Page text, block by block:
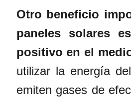
Otro beneficio
paneles solareses
positivo en el
utilizar la energía
emiten gases de